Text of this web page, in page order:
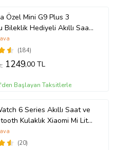
Özel Mini G9 Plus 3
Bileklik Hediyeli Akıllı Saat
(Rose)
(184)
1249,00 TL
Başlayan Taksitlerle
6 Series Akıllı Saat ve
Kulaklık Xiaomi Mi Lite
(Beyaz)
(20)